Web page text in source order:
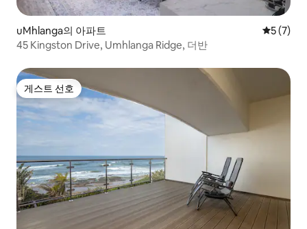
uMhlanga의 아파트 평점 5점
5 (7)
45 Kingston Drive, Umhlanga Ridge, 더반
게스트 선호
게스트 선호